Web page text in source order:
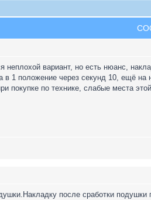
вариант, но есть нюанс,
в 1 положение через секунд 10, ещё
покупке по технике, слабые места
после сработки